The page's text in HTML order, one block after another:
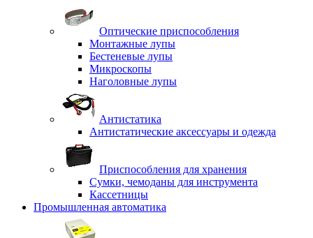
Оптические приспособления
Монтажные лупы
Бестеневые лупы
Микроскопы
Наголовные лупы
Антистатика
Антистатические аксессуары и одежда
Приспособления для хранения
Сумки, чемоданы для инструмента
Кассетницы
Промышленная автоматика